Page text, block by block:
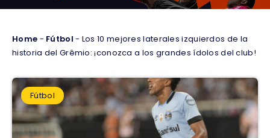
Home - Fútbol - Los 10 mejores laterales izquierdos de la
historia del Grêmio: ¡conozca a los grandes ídolos del club!
Fútbol